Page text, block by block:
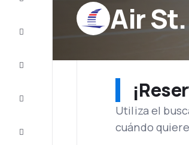
Completa
Air
Utiliza el
cuándo